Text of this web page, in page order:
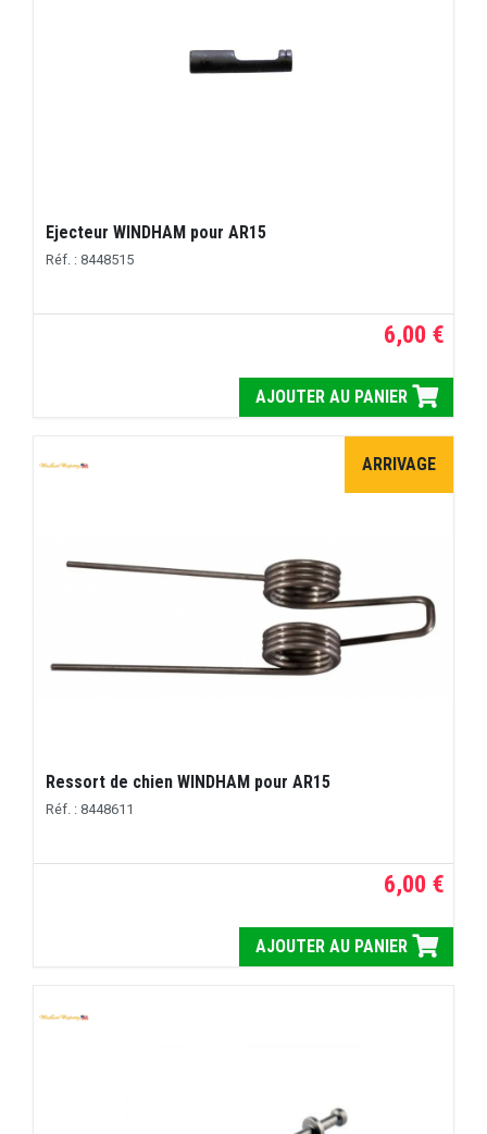
Ejecteur WINDHAM pour AR15
Réf. : 8448515
6,00 €
AJOUTER AU PANIER
ARRIVAGE
Ressort de chien WINDHAM pour AR15
Réf. : 8448611
6,00 €
AJOUTER AU PANIER